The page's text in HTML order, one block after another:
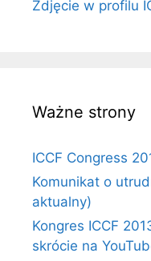
Zdjęcie w profilu
Ważne strony
ICCF Congress
Komunikat o
aktualny)
Kongres ICCF
skrócie na